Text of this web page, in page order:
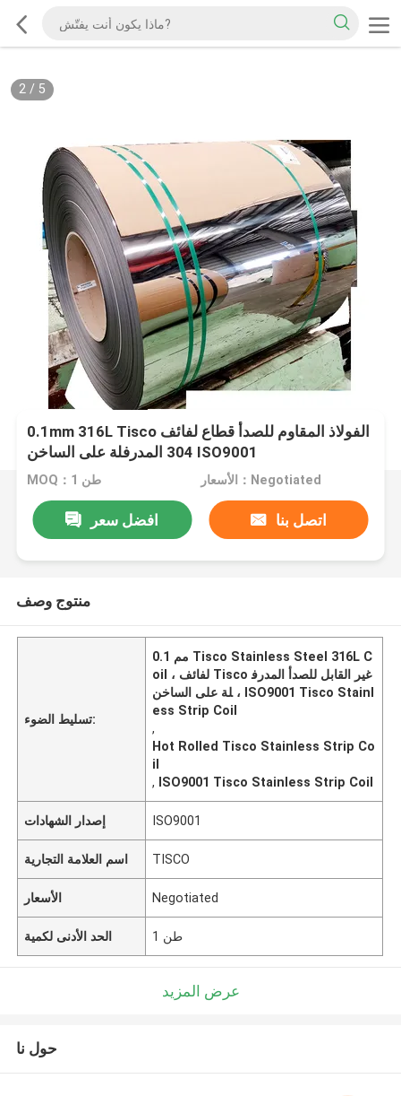
2/ 5
0.1mm 316L Tisco الفولاذ المقاوم للصدأ قطاع لفائف
304 المدرفلة على الساخن ISO9001
MOQ：1 طن الأسعار：Negotiated
افضل سعر اتصل بنا
منتوج وصف
تسليط الضوء:
0.1 مم Tisco Stainless Steel 316L C
oil ، لفائف Tisco غير القابل للصدأ المدرف
لة على الساخن ، ISO9001 Tisco Stainl
ess Strip Coil
,
Hot Rolled Tisco Stainless Strip Co
il
, ISO9001 Tisco Stainless Strip Coil
إصدار الشهادات ISO9001
اسم العلامة التجارية TISCO
الأسعار Negotiated
الحد الأدنى لكمية 1 طن
عرض المزيد
حول نا